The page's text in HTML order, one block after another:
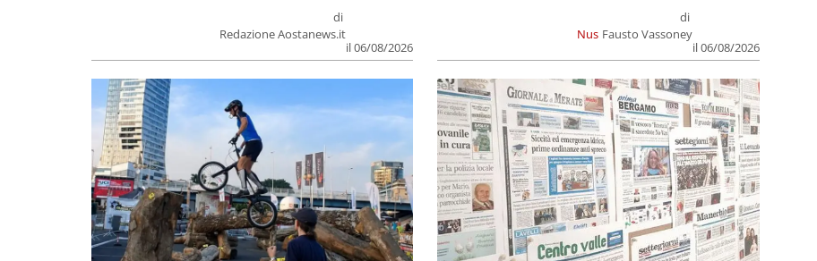
di
Redazione Aostanews.it
il 06/08/2026
Nus
di
Fausto Vassoney
il 06/08/2026